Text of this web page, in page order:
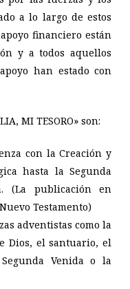
a lo largo de estos
financiero están
y a todos aquellos
han estado con
MI TESORO» son:
con la Creación y
hasta la Segunda
(La publicación en
Testamento)
adventistas como la
Dios, el santuario, el
Venida o la